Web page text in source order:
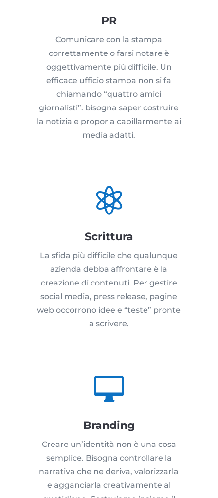
PR
Comunicare con la stampa
correttamente o farsi notare è
oggettivamente più difficile. Un
efficace ufficio stampa non si fa
chiamando “quattro amici
giornalisti”: bisogna saper costruire
la notizia e proporla capillarmente ai
media adatti.

Scrittura
La sfida più difficile che qualunque
azienda debba affrontare è la
creazione di contenuti. Per gestire
social media, press release, pagine
web occorrono idee e “teste” pronte
a scrivere.

Branding
Creare un’identità non è una cosa
semplice. Bisogna controllare la
narrativa che ne deriva, valorizzarla
e agganciarla creativamente al